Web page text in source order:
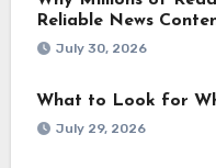
Reliable News
July 30, 2026
What to Look for
July 29, 2026